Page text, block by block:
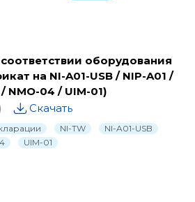
производства
оборудования
на NI-A01-USB / NIP-A01 /
NMO-04 / UIM-01)
Скачать
NI-TW
NI-A01-USB
UIM-01